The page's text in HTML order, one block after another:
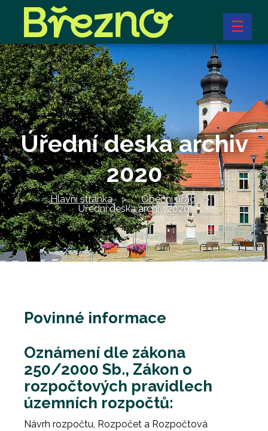
☰
Úřední deska archiv
2020
Hlavní stránka
Obecní úřad
Úřední deska archiv 2020
Povinné informace
Oznámení dle zákona
250/2000 Sb., Zákon o
rozpočtových pravidlech
územních rozpočtů:
Návrh rozpočtu, Rozpočet a Rozpočtová